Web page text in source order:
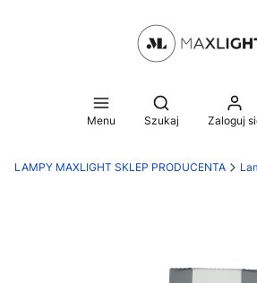
Menu
Otwórz
Szukaj Zaloguj
LAMPY MAXLIGHT SKLEP PRODUCENTA